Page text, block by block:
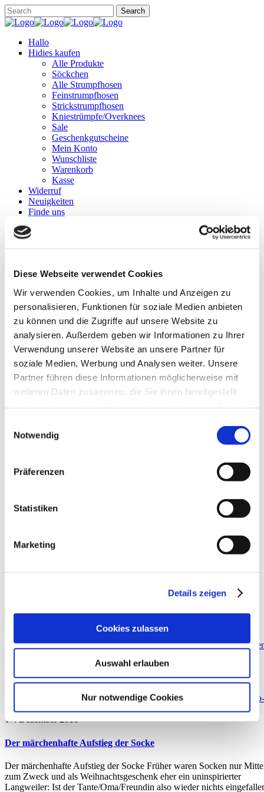
Diese Webseite verwendet Cookies
Wir verwenden Cookies, um Inhalte und Anzeigen zu
personalisieren, Funktionen für soziale Medien anbieten
zu können und die Zugriffe auf unsere Website zu
analysieren. Außerdem geben wir Informationen zu Ihrer
Verwendung unserer Website an unsere Partner für
soziale Medien, Werbung und Analysen weiter. Unsere
Partner führen diese Informationen möglicherweise mit
weiteren Daten zusammen, die Sie ihnen bereitgestellt
Notwendig
Präferenzen
Statistiken
Marketing
Details zeigen
Cookies zulassen
Auswahl erlauben
Nur notwendige Cookies
Hallo
Hidies kaufen
Alle Produkte
Söckchen
Alle Strumpfhosen
Feinstrumpfhosen
Strickstrumpfhosen
Kniestrümpfe/Overknees
Sale
Geschenkgutscheine
Mein Konto
Wunschliste
Warenkorb
Kasse
Widerruf
Neuigkeiten
Finde uns
Hidies kaufen
Alle Produkte
Söckchen
Alle Strumpfhosen
Feinstrumpfhosen
Strickstrumpfhosen
Kniestrümpfe/Overknees
Sale
Geschenkgutscheine
Mein Konto
Widerruf
Söckchen
Stern Tag
17. Dezember 2018
Der märchenhafte Aufstieg der Socke
Der märchenhafte Aufstieg der Socke Früher waren Socken nur
zum Zweck und als Weihnachtsgeschenk eher ein uninspirierter
Langweiler: Ist der Tante/Oma/Freundin also wieder nichts